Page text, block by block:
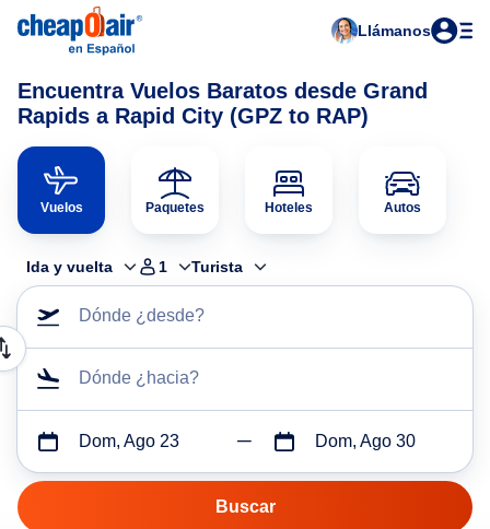
Llámanos
Encuentra Vuelos Baratos desde Grand
Rapids a Rapid City (GPZ to RAP)
Vuelos Paquetes Hoteles Autos
Ida y vuelta 1 Turista
Dónde ¿desde?
Dónde ¿hacia?
Dom, Ago 23 Dom, Ago 30